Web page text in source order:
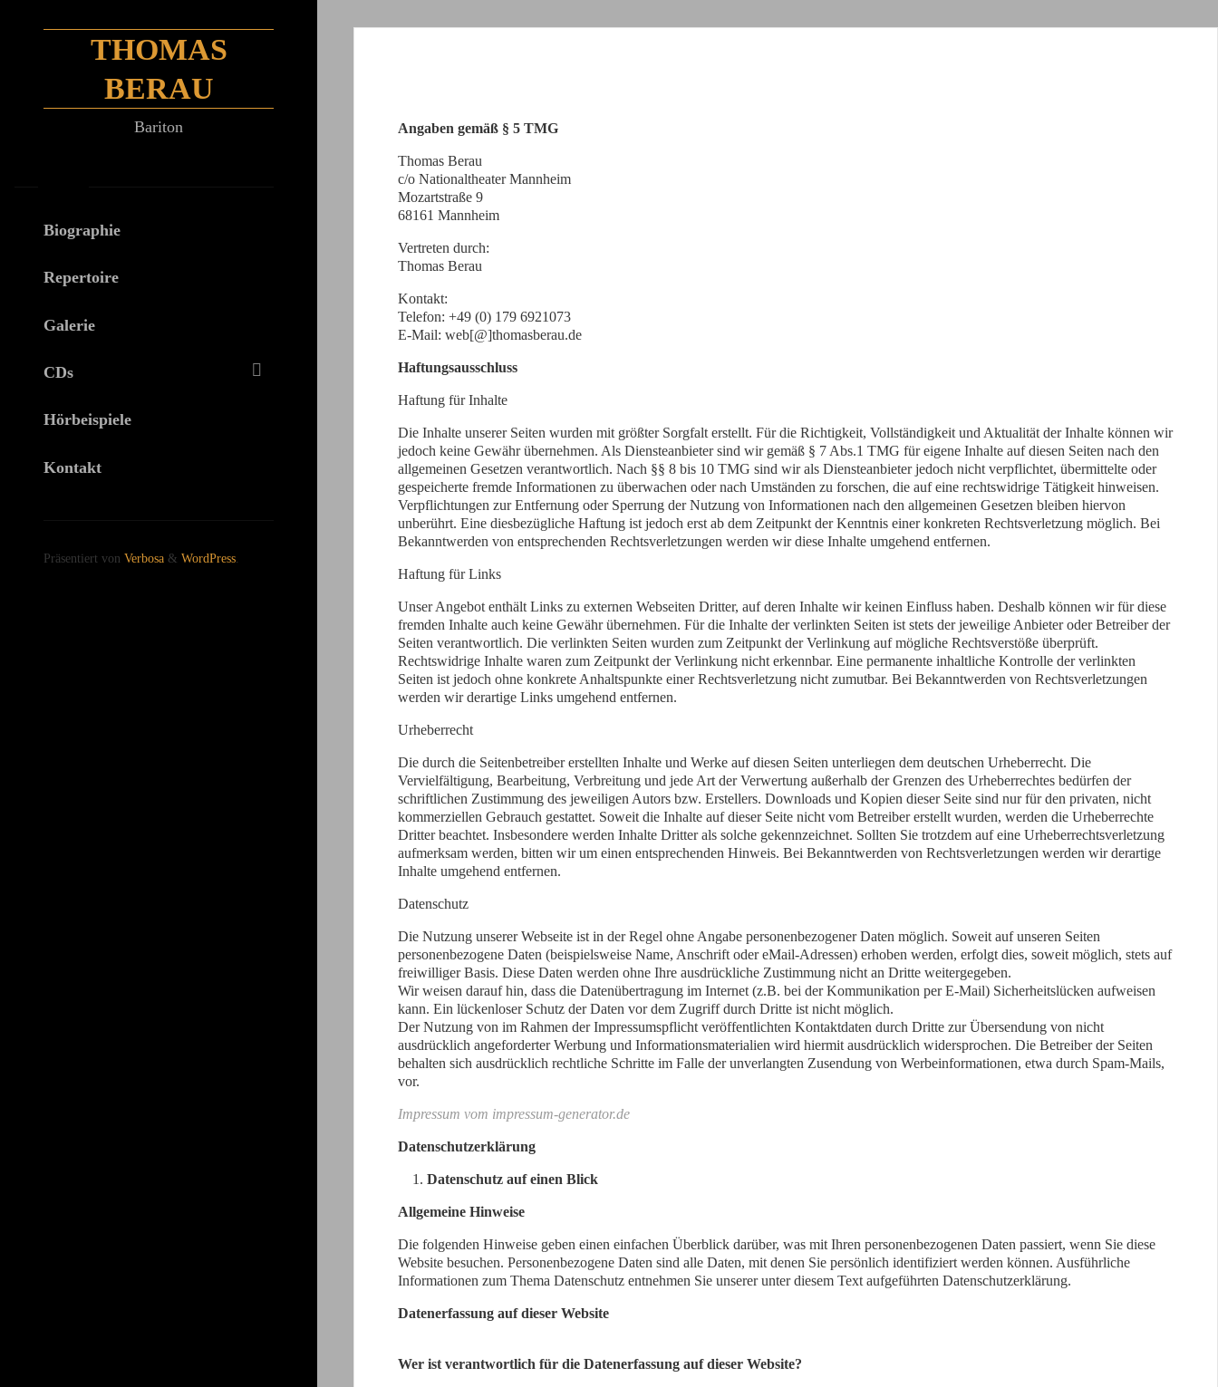
THOMAS
BERAU
Bariton
Biographie
Repertoire
Galerie
CDs
Hörbeispiele
Kontakt
Präsentiert von Verbosa & WordPress
Angaben gemäß § 5 TMG
Thomas Berau
c/o Nationaltheater Mannheim
Mozartstraße 9
68161 Mannheim
Vertreten durch:
Thomas Berau
Kontakt:
Telefon: +49 (0) 179 6921073
E-Mail: web[@]thomasberau.de
Haftungsausschluss
Haftung für Inhalte
Die Inhalte unserer Seiten wurden mit größter Sorgfalt erstellt. Für die Richtigkeit, Vollständigkeit und Aktualität der Inhalte können wir
jedoch keine Gewähr übernehmen. Als Diensteanbieter sind wir gemäß § 7 Abs.1 TMG für eigene Inhalte auf diesen Seiten nach den
allgemeinen Gesetzen verantwortlich. Nach §§ 8 bis 10 TMG sind wir als Diensteanbieter jedoch nicht verpflichtet, übermittelte oder
gespeicherte fremde Informationen zu überwachen oder nach Umständen zu forschen, die auf eine rechtswidrige Tätigkeit hinweisen.
Verpflichtungen zur Entfernung oder Sperrung der Nutzung von Informationen nach den allgemeinen Gesetzen bleiben hiervon
unberührt. Eine diesbezügliche Haftung ist jedoch erst ab dem Zeitpunkt der Kenntnis einer konkreten Rechtsverletzung möglich. Bei
Bekanntwerden von entsprechenden Rechtsverletzungen werden wir diese Inhalte umgehend entfernen.
Haftung für Links
Unser Angebot enthält Links zu externen Webseiten Dritter, auf deren Inhalte wir keinen Einfluss haben. Deshalb können wir für diese
fremden Inhalte auch keine Gewähr übernehmen. Für die Inhalte der verlinkten Seiten ist stets der jeweilige Anbieter oder Betreiber der
Seiten verantwortlich. Die verlinkten Seiten wurden zum Zeitpunkt der Verlinkung auf mögliche Rechtsverstöße überprüft.
Rechtswidrige Inhalte waren zum Zeitpunkt der Verlinkung nicht erkennbar. Eine permanente inhaltliche Kontrolle der verlinkten
Seiten ist jedoch ohne konkrete Anhaltspunkte einer Rechtsverletzung nicht zumutbar. Bei Bekanntwerden von Rechtsverletzungen
werden wir derartige Links umgehend entfernen.
Urheberrecht
Die durch die Seitenbetreiber erstellten Inhalte und Werke auf diesen Seiten unterliegen dem deutschen Urheberrecht. Die
Vervielfältigung, Bearbeitung, Verbreitung und jede Art der Verwertung außerhalb der Grenzen des Urheberrechtes bedürfen der
schriftlichen Zustimmung des jeweiligen Autors bzw. Erstellers. Downloads und Kopien dieser Seite sind nur für den privaten, nicht
kommerziellen Gebrauch gestattet. Soweit die Inhalte auf dieser Seite nicht vom Betreiber erstellt wurden, werden die Urheberrechte
Dritter beachtet. Insbesondere werden Inhalte Dritter als solche gekennzeichnet. Sollten Sie trotzdem auf eine Urheberrechtsverletzung
aufmerksam werden, bitten wir um einen entsprechenden Hinweis. Bei Bekanntwerden von Rechtsverletzungen werden wir derartige
Inhalte umgehend entfernen.
Datenschutz
Die Nutzung unserer Webseite ist in der Regel ohne Angabe personenbezogener Daten möglich. Soweit auf unseren Seiten
personenbezogene Daten (beispielsweise Name, Anschrift oder eMail-Adressen) erhoben werden, erfolgt dies, soweit möglich, stets auf
freiwilliger Basis. Diese Daten werden ohne Ihre ausdrückliche Zustimmung nicht an Dritte weitergegeben.
Wir weisen darauf hin, dass die Datenübertragung im Internet (z.B. bei der Kommunikation per E-Mail) Sicherheitslücken aufweisen
kann. Ein lückenloser Schutz der Daten vor dem Zugriff durch Dritte ist nicht möglich.
Der Nutzung von im Rahmen der Impressumspflicht veröffentlichten Kontaktdaten durch Dritte zur Übersendung von nicht
ausdrücklich angeforderter Werbung und Informationsmaterialien wird hiermit ausdrücklich widersprochen. Die Betreiber der Seiten
behalten sich ausdrücklich rechtliche Schritte im Falle der unverlangten Zusendung von Werbeinformationen, etwa durch Spam-Mails,
vor.
Impressum vom impressum-generator.de
Datenschutzerklärung
Datenschutz auf einen Blick
Allgemeine Hinweise
Die folgenden Hinweise geben einen einfachen Überblick darüber, was mit Ihren personenbezogenen Daten passiert, wenn Sie diese
Website besuchen. Personenbezogene Daten sind alle Daten, mit denen Sie persönlich identifiziert werden können. Ausführliche
Informationen zum Thema Datenschutz entnehmen Sie unserer unter diesem Text aufgeführten Datenschutzerklärung.
Datenerfassung auf dieser Website
Wer ist verantwortlich für die Datenerfassung auf dieser Website?